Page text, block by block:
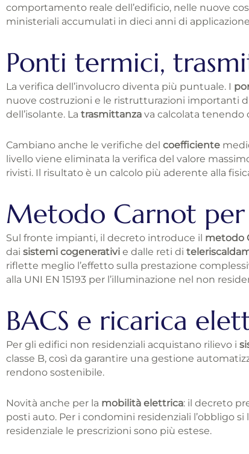
comportamento reale dell’edificio, nelle nuove
ministeriali accumulati in dieci anni di
Ponti termici,
La verifica dell’involucro diventa più puntuale. I
nuove costruzioni e le ristrutturazioni importanti
dell’isolante. La trasmittanza va calcolata tenendo
Cambiano anche le verifiche del coefficiente
livello viene eliminata la verifica del valore
rivisti. Il risultato è un calcolo più aderente alla
Metodo Carnot
Sul fronte impianti, il decreto introduce il metodo
dai sistemi cogenerativi e dalle reti di
riflette meglio l’effetto sulla prestazione
alla UNI EN 15193 per l’illuminazione nel non
BACS e ricarica
Per gli edifici non residenziali acquistano rilievo i
classe B, così da garantire una gestione
rendono sostenibile.
Novità anche per la mobilità elettrica: il decreto
posti auto. Per i condomini residenziali l’obbligo
residenziale le prescrizioni sono più estese.